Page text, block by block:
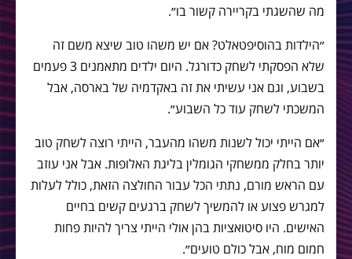
מה שהשגתי בקריירה קשור בו״.
״הילדות בהוסיפטאלט? אם יש משהו טוב שיצא משם זה
שלא הפסקתי לשחק כדורגל. היום ילדים מתאמנים 3 פעמים
בשבוע, וגם אני עשיתי את זה באקדמיה של בארסה, אבל
המשכתי לשחק עוד כל השבוע״.
״אם הייתי יכול לשנות משהו מהעבר, הייתי רוצה לשחק טוב
יותר בחלק ממשחקי הגומלין בליגת האלופות. אבל אני עוזב
עם הראש מורם, נתתי הכל עבור החולצה הזאת, כולל לעלות
למגרש פצוע או להמשיך לשחק ברגעים קשים בחיים
האישים. היו סיטואציות בהן אולי הייתי צריך להיות פחות
חמום מוח, אבל כולם טועים״.